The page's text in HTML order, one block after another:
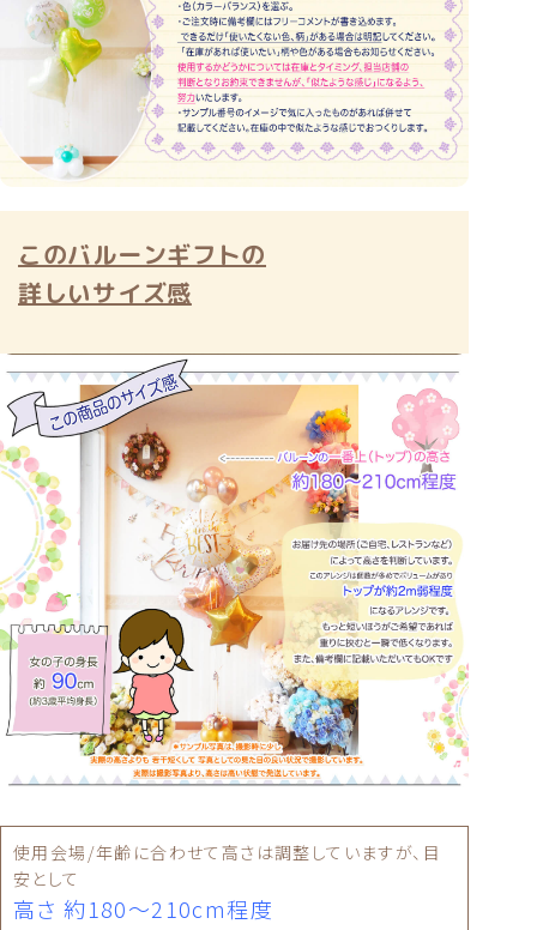
このバルーンギフトの
詳しいサイズ感
使用会場/年齢に合わせて高さは調整していますが、目
安として
高さ 約180〜210cm程度